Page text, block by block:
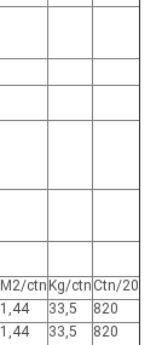
M2/ctn Kg/ctn Ctn/20
1,44 33,5
820
1,44 33,5
820